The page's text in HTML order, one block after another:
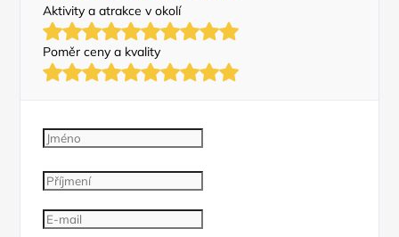
Aktivity a atrakce v okolí
Poměr ceny a kvality